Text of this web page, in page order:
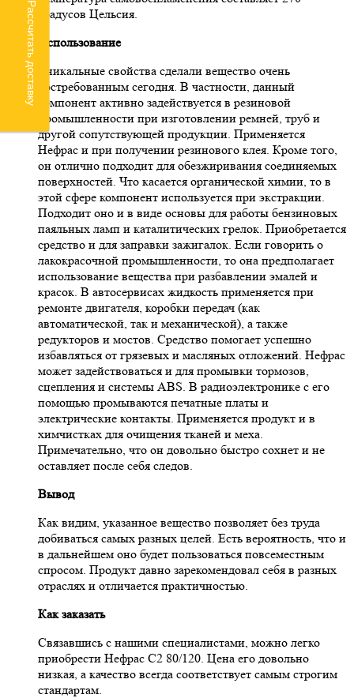
градусов Цельсия.
Использование
Уникальные свойства сделали вещество очень
востребованным сегодня. В частности, данный
компонент активно задействуется в резиновой
промышленности при изготовлении ремней, труб и
другой сопутствующей продукции. Применяется
Нефрас и при получении резинового клея. Кроме того,
он отлично подходит для обезжиривания соединяемых
поверхностей. Что касается органической химии, то в
этой сфере компонент используется при экстракции.
Подходит оно и в виде основы для работы бензиновых
паяльных ламп и каталитических грелок. Приобретается
средство и для заправки зажигалок. Если говорить о
лакокрасочной промышленности, то она предполагает
использование вещества при разбавлении эмалей и
красок. В автосервисах жидкость применяется при
ремонте двигателя, коробки передач (как
автоматической, так и механической), а также
редукторов и мостов. Средство помогает успешно
избавляться от грязевых и масляных отложений. Нефрас
может задействоваться и для промывки тормозов,
сцепления и системы ABS. В радиоэлектронике с его
помощью промываются печатные платы и
электрические контакты. Применяется продукт и в
химчистках для очищения тканей и меха.
Примечательно, что он довольно быстро сохнет и не
оставляет после себя следов.
Вывод
Как видим, указанное вещество позволяет без труда
добиваться самых разных целей. Есть вероятность, что и
в дальнейшем оно будет пользоваться повсеместным
спросом. Продукт давно зарекомендовал себя в разных
отраслях и отличается практичностью.
Как заказать
Связавшись с нашими специалистами, можно легко
приобрести Нефрас С2 80/120. Цена его довольно
низкая, а качество всегда соответствует самым строгим
стандартам.
Рассчитать доставку